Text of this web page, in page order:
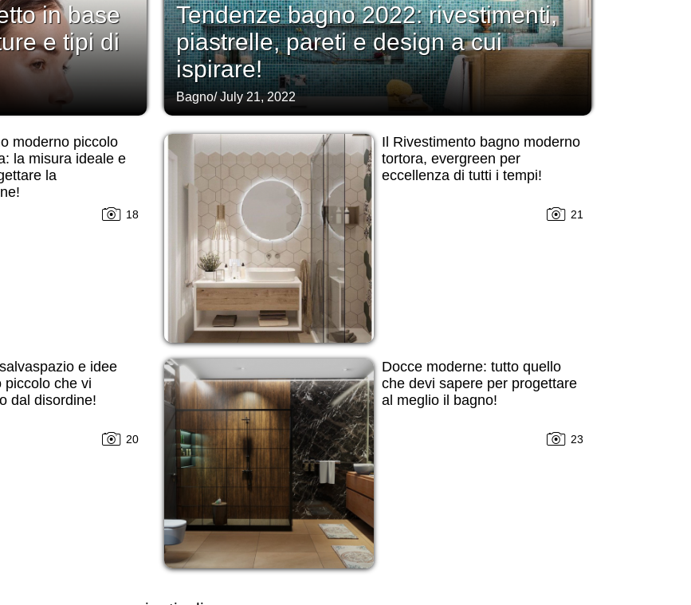
in base
e tipi di
Tendenze bagno 2022: rivestimenti,
piastrelle, pareti e design a cui
ispirare!
Bagno/July 21, 2022
moderno piccolo
la misura ideale e
la
18
Il Rivestimento bagno moderno
tortora, evergreen per
eccellenza di tutti i tempi!
21
e idee
piccolo che vi
dal disordine!
20
Docce moderne: tutto quello
che devi sapere per progettare
al meglio il bagno!
23